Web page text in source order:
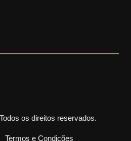
os direitos reservados.
Termos e Condições